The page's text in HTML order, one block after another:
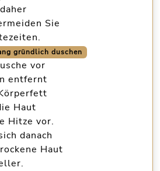
Sie
gründlich duschen
vor
entfernt
Haut
Hitze vor.
danach
Haut